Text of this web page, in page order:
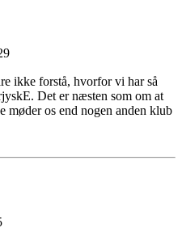
ikke forstå, hvorfor vi har så
Det er næsten som om at
møder os end nogen anden klub